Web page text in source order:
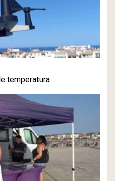
temperatura